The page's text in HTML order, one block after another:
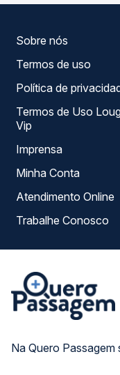
Na Quero
Sobre nós
Termos de uso
Política de
Termos de Uso Louge
Vip
Imprensa
Minha Conta
Atendimento Online
Trabalhe Conosco